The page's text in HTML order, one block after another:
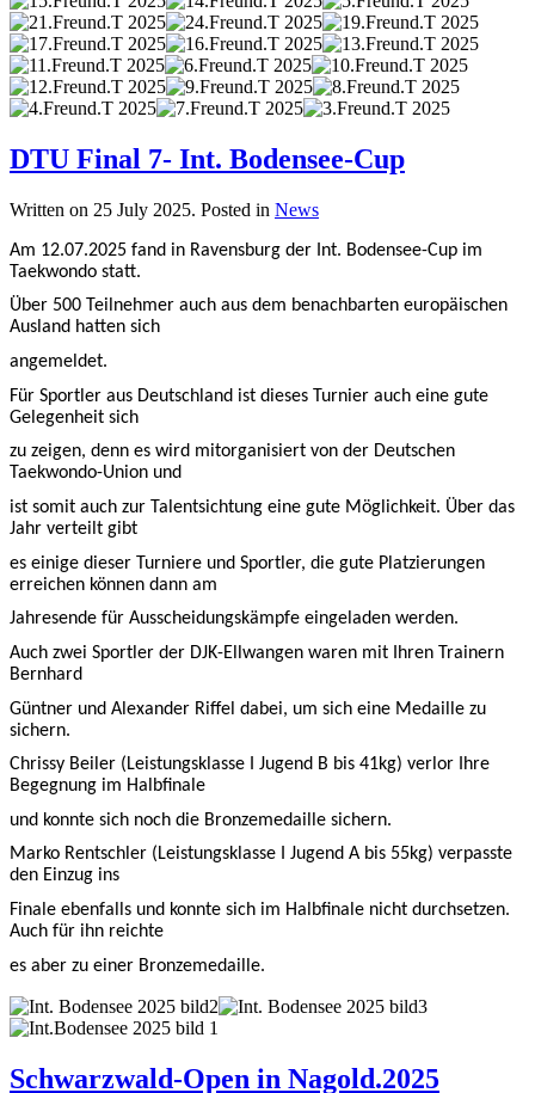
DTU Final 7- Int. Bodensee-Cup
Written on 25 July 2025. Posted in News
Am 12.07.2025 fand in Ravensburg der Int. Bodensee-Cup im
Taekwondo statt.
Über 500 Teilnehmer auch aus dem benachbarten europäischen
Ausland hatten sich
angemeldet.
Für Sportler aus Deutschland ist dieses Turnier auch eine gute
Gelegenheit sich
zu zeigen, denn es wird mitorganisiert von der Deutschen
Taekwondo-Union und
ist somit auch zur Talentsichtung eine gute Möglichkeit. Über das
Jahr verteilt gibt
es einige dieser Turniere und Sportler, die gute Platzierungen
erreichen können dann am
Jahresende für Ausscheidungskämpfe eingeladen werden.
Auch zwei Sportler der DJK-Ellwangen waren mit Ihren Trainern
Bernhard
Güntner und Alexander Riffel dabei, um sich eine Medaille zu
sichern.
Chrissy Beiler (Leistungsklasse I Jugend B bis 41kg) verlor Ihre
Begegnung im Halbfinale
und konnte sich noch die Bronzemedaille sichern.
Marko Rentschler (Leistungsklasse I Jugend A bis 55kg) verpasste
den Einzug ins
Finale ebenfalls und konnte sich im Halbfinale nicht durchsetzen.
Auch für ihn reichte
es aber zu einer Bronzemedaille.
Schwarzwald-Open in Nagold.2025